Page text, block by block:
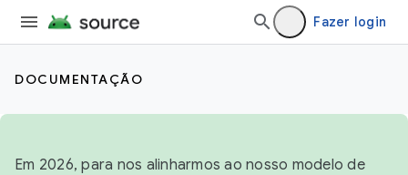
Fazer login
DOCUMENTAÇÃO
Em 2026, para nos alinharmos ao nosso modelo de